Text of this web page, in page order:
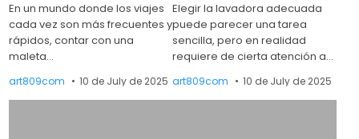
En un mundo donde los viajes
cada vez son más frecuentes y
rápidos, contar con una
maleta…
art809com 10 de July de 2025
Elegir la lavadora adecuada
puede parecer una tarea
sencilla, pero en realidad
requiere de cierta atención a…
art809com 10 de July de 2025